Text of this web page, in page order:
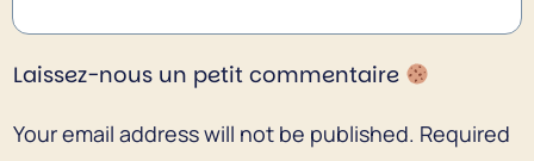
Laissez-nous un petit commentaire
Your email address will not be published. Required